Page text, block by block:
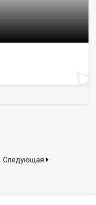
Следующая